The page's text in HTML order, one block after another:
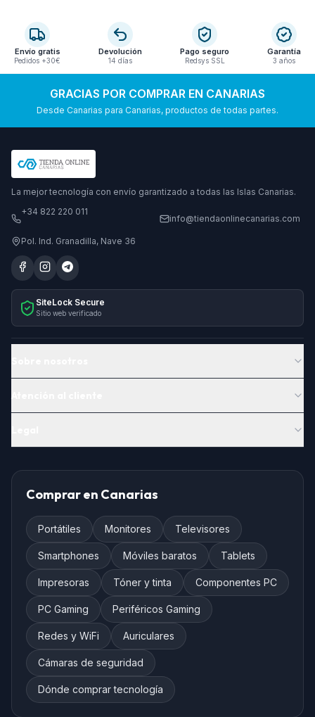
Envío gratis
Pedidos +30€
Devolución
14 días
Pago seguro
Redsys SSL
Garantía
3 años
GRACIAS POR COMPRAR EN CANARIAS
Desde Canarias para Canarias, productos de todas partes.
La mejor tecnología con envío garantizado a todas las Islas Canarias.
+34 822 220 011
info@tiendaonlinecanarias.com
Pol. Ind. Granadilla, Nave 36
SiteLock Secure
Sitio web verificado
Comprar en Canarias
Portátiles Monitores Televisores
Smartphones Móviles baratos Tablets
Impresoras Tóner y tinta Componentes PC
PC Gaming Periféricos Gaming
Redes y WiFi Auriculares
Cámaras de seguridad
Dónde comprar tecnología